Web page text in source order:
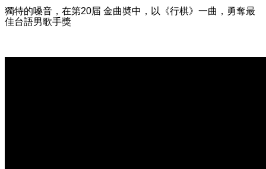
獨特的嗓音，在第20届 金曲奬中，以《行棋》一曲，勇奪最
佳台語男歌手獎